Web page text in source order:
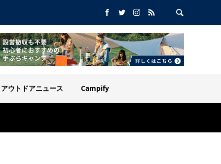
アウトドアニュース Campify